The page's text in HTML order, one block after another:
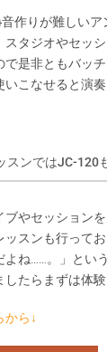
音作りが難しい
スタジオやセッ
是非ともバッ
こなせると演
スンではJC-120
やセッション
ッスンも行って
ね……。」とい
たらまずは体
から↓